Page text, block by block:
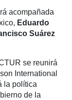
acompañada
Eduardo
Suárez
se reunirá
International
la política
de la